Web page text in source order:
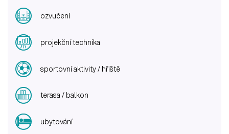
ozvučení
projekční technika
sportovní aktivity / hřiště
terasa / balkon
ubytování